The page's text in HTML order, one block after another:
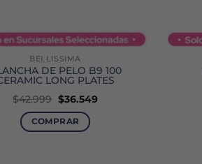
BELLISSIMA
DE PELO B9 100
LONG PLATES
$42.999 El
precio
original
era:
$36.549El
COMPRAR